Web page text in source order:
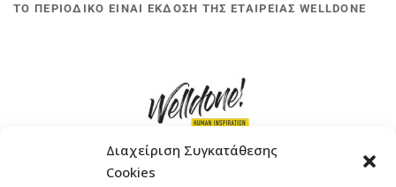
Διαχείριση Συγκατάθεσης
Cookies
ΤΟ ΠΕΡΙΟΔΙΚΟ ΕΙΝΑΙ ΕΚΔΟΣΗ ΤΗΣ ΕΤΑΙΡΕΙΑΣ WELLDONE